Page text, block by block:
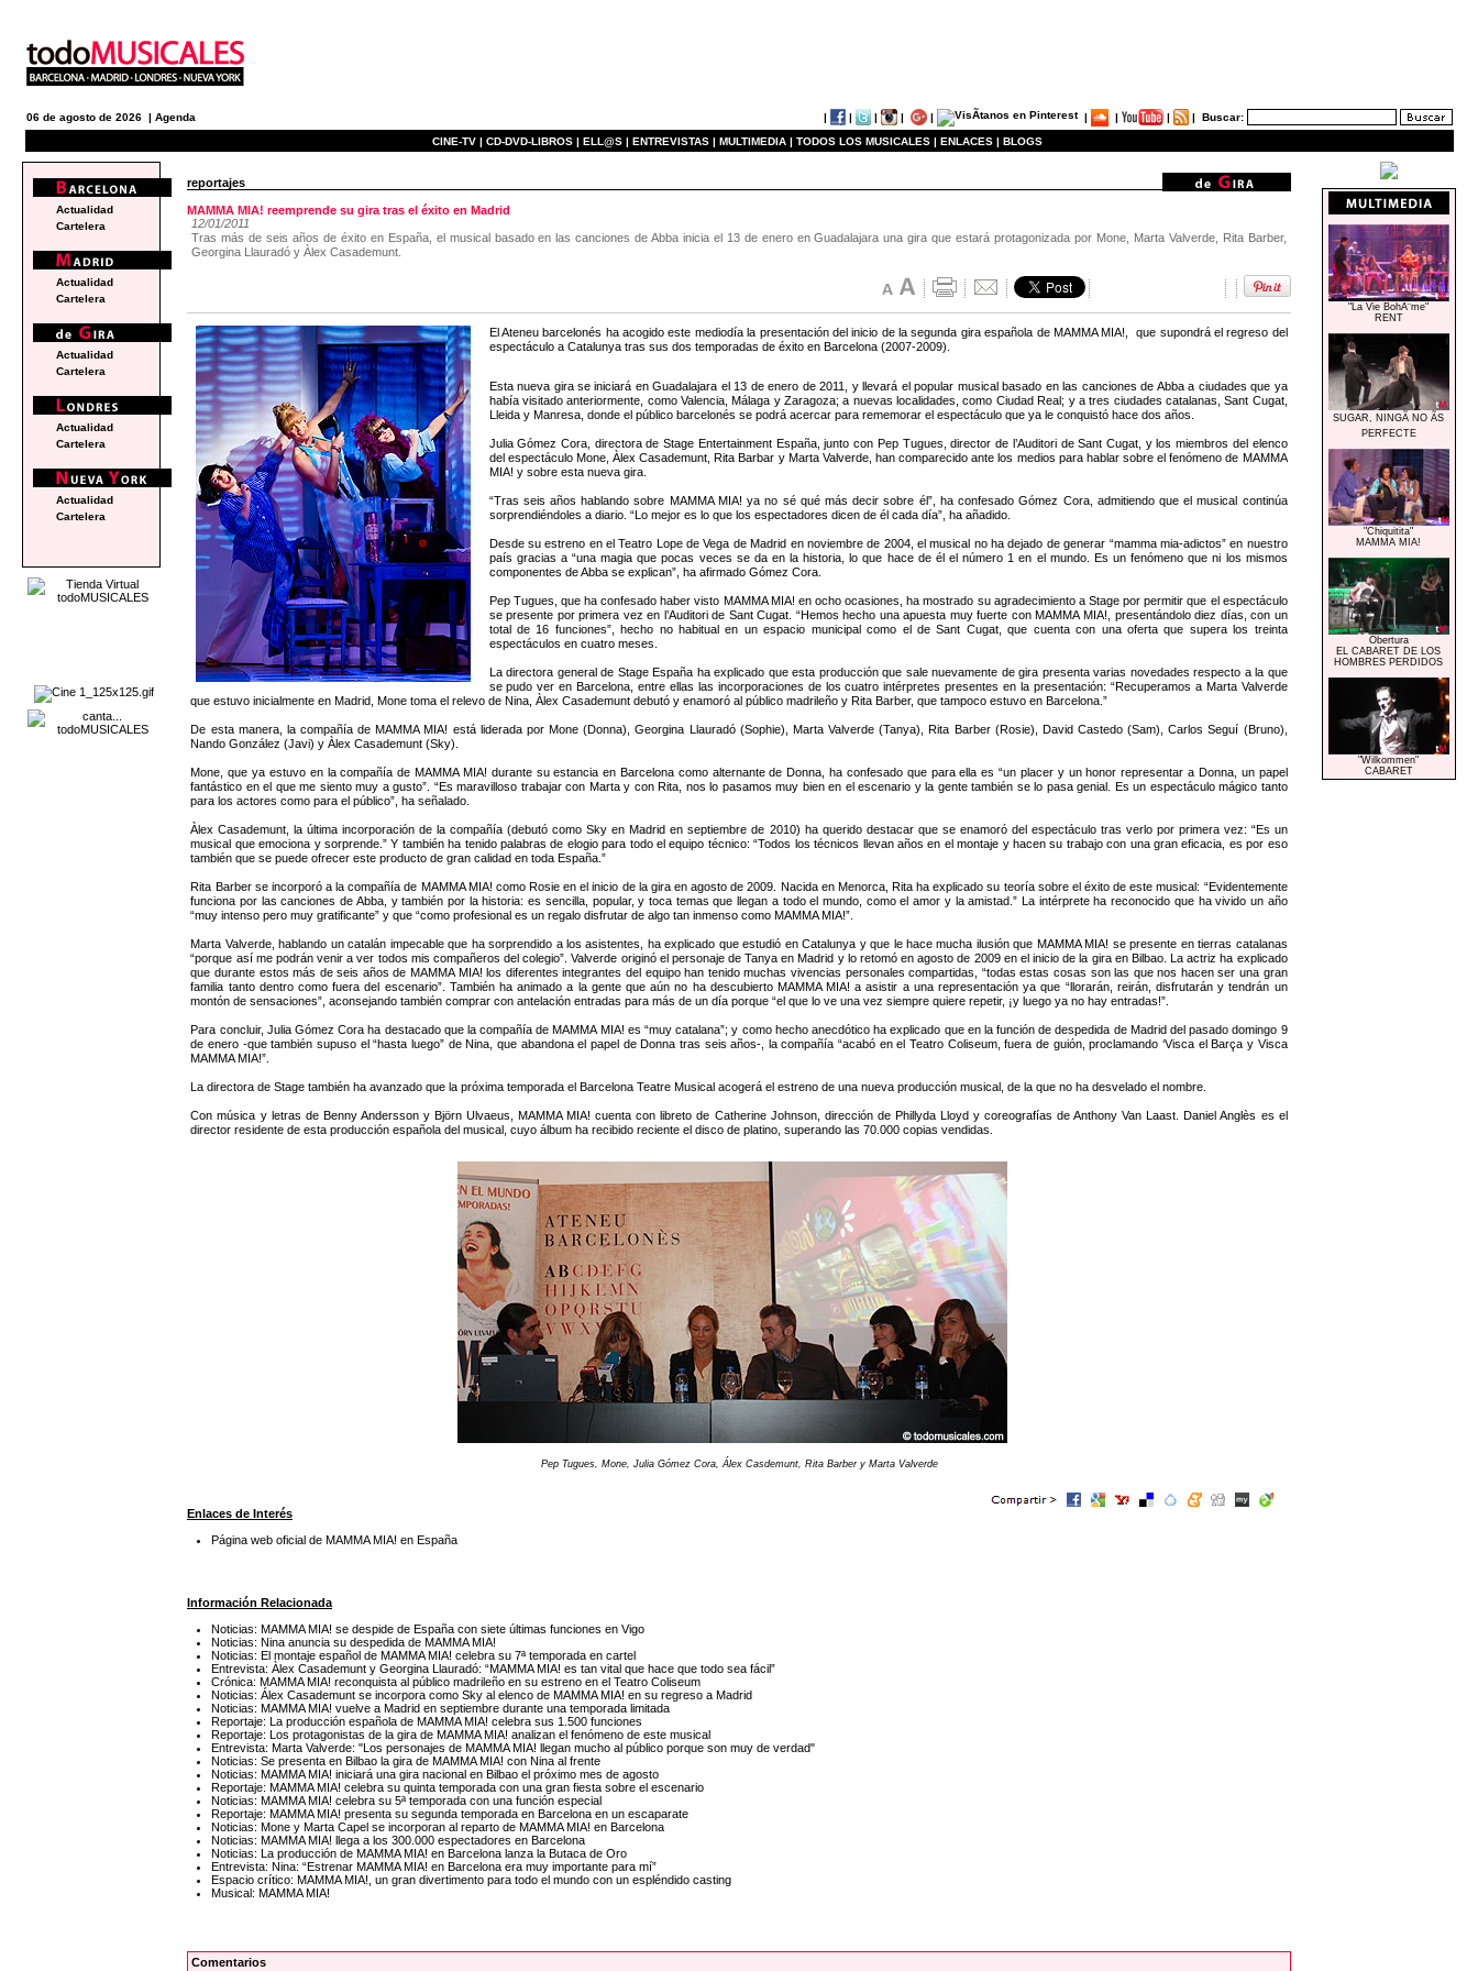
06 de agosto de 2026 | Agenda | | | | | | | | | Buscar:
CINE-TV | CD-DVD-LIBROS | ELL@S | ENTREVISTAS | MULTIMEDIA | TODOS LOS MUSICALES | ENLACES | BLOGS
reportajes
MAMMA MIA! reemprende su gira tras el éxito en Madrid
12/01/2011
Tras más de seis años de éxito en España, el musical basado en las canciones de Abba inicia el 13 de enero en Guadalajara una gira que estará protagonizada por Mone, Marta Valverde, Rita Barber,
Georgina Llauradó y Àlex Casademunt.
El Ateneu barcelonés ha acogido este mediodía la presentación del inicio de la segunda gira española de MAMMA MIA!, que supondrá el regreso del
espectáculo a Catalunya tras sus dos temporadas de éxito en Barcelona (2007-2009).
Esta nueva gira se iniciará en Guadalajara el 13 de enero de 2011, y llevará el popular musical basado en las canciones de Abba a ciudades que ya
había visitado anteriormente, como Valencia, Málaga y Zaragoza; a nuevas localidades, como Ciudad Real; y a tres ciudades catalanas, Sant Cugat,
Lleida y Manresa, donde el público barcelonés se podrá acercar para rememorar el espectáculo que ya le conquistó hace dos años.
Julia Gómez Cora, directora de Stage Entertainment España, junto con Pep Tugues, director de l’Auditori de Sant Cugat, y los miembros del elenco
del espectáculo Mone, Àlex Casademunt, Rita Barbar y Marta Valverde, han comparecido ante los medios para hablar sobre el fenómeno de MAMMA
MIA! y sobre esta nueva gira.
“Tras seis años hablando sobre MAMMA MIA! ya no sé qué más decir sobre él”, ha confesado Gómez Cora, admitiendo que el musical continúa
sorprendiéndoles a diario. “Lo mejor es lo que los espectadores dicen de él cada día”, ha añadido.
Desde su estreno en el Teatro Lope de Vega de Madrid en noviembre de 2004, el musical no ha dejado de generar “mamma mia-adictos” en nuestro
país gracias a “una magia que pocas veces se da en la historia, lo que hace de él el número 1 en el mundo. Es un fenómeno que ni los mismos
componentes de Abba se explican”, ha afirmado Gómez Cora.
Pep Tugues, que ha confesado haber visto MAMMA MIA! en ocho ocasiones, ha mostrado su agradecimiento a Stage por permitir que el espectáculo
se presente por primera vez en l’Auditori de Sant Cugat. “Hemos hecho una apuesta muy fuerte con MAMMA MIA!, presentándolo diez días, con un
total de 16 funciones”, hecho no habitual en un espacio municipal como el de Sant Cugat, que cuenta con una oferta que supera los treinta
espectáculos en cuatro meses.
La directora general de Stage España ha explicado que esta producción que sale nuevamente de gira presenta varias novedades respecto a la que
se pudo ver en Barcelona, entre ellas las incorporaciones de los cuatro intérpretes presentes en la presentación: “Recuperamos a Marta Valverde
que estuvo inicialmente en Madrid, Mone toma el relevo de Nina, Àlex Casademunt debutó y enamoró al público madrileño y Rita Barber, que tampoco estuvo en Barcelona.”
De esta manera, la compañía de MAMMA MIA! está liderada por Mone (Donna), Georgina Llauradó (Sophie), Marta Valverde (Tanya), Rita Barber (Rosie), David Castedo (Sam), Carlos Seguí (Bruno),
Nando González (Javi) y Àlex Casademunt (Sky).
Mone, que ya estuvo en la compañía de MAMMA MIA! durante su estancia en Barcelona como alternante de Donna, ha confesado que para ella es “un placer y un honor representar a Donna, un papel
fantástico en el que me siento muy a gusto”. “Es maravilloso trabajar con Marta y con Rita, nos lo pasamos muy bien en el escenario y la gente también se lo pasa genial. Es un espectáculo mágico tanto
para los actores como para el público”, ha señalado.
Àlex Casademunt, la última incorporación de la compañía (debutó como Sky en Madrid en septiembre de 2010) ha querido destacar que se enamoró del espectáculo tras verlo por primera vez: “Es un
musical que emociona y sorprende.” Y también ha tenido palabras de elogio para todo el equipo técnico: “Todos los técnicos llevan años en el montaje y hacen su trabajo con una gran eficacia, es por eso
también que se puede ofrecer este producto de gran calidad en toda España.”
Rita Barber se incorporó a la compañía de MAMMA MIA! como Rosie en el inicio de la gira en agosto de 2009. Nacida en Menorca, Rita ha explicado su teoría sobre el éxito de este musical: “Evidentemente
funciona por las canciones de Abba, y también por la historia: es sencilla, popular, y toca temas que llegan a todo el mundo, como el amor y la amistad.” La intérprete ha reconocido que ha vivido un año
“muy intenso pero muy gratificante” y que “como profesional es un regalo disfrutar de algo tan inmenso como MAMMA MIA!”.
Marta Valverde, hablando un catalán impecable que ha sorprendido a los asistentes, ha explicado que estudió en Catalunya y que le hace mucha ilusión que MAMMA MIA! se presente en tierras catalanas
“porque así me podrán venir a ver todos mis compañeros del colegio”. Valverde originó el personaje de Tanya en Madrid y lo retomó en agosto de 2009 en el inicio de la gira en Bilbao. La actriz ha explicado
que durante estos más de seis años de MAMMA MIA! los diferentes integrantes del equipo han tenido muchas vivencias personales compartidas, “todas estas cosas son las que nos hacen ser una gran
familia tanto dentro como fuera del escenario”. También ha animado a la gente que aún no ha descubierto MAMMA MIA! a asistir a una representación ya que “llorarán, reirán, disfrutarán y tendrán un
montón de sensaciones”, aconsejando también comprar con antelación entradas para más de un día porque “el que lo ve una vez siempre quiere repetir, ¡y luego ya no hay entradas!”.
Para concluir, Julia Gómez Cora ha destacado que la compañía de MAMMA MIA! es “muy catalana”; y como hecho anecdótico ha explicado que en la función de despedida de Madrid del pasado domingo 9
de enero -que también supuso el “hasta luego” de Nina, que abandona el papel de Donna tras seis años-, la compañía “acabó en el Teatro Coliseum, fuera de guión, proclamando ‘Visca el Barça y Visca
MAMMA MIA!”.
La directora de Stage también ha avanzado que la próxima temporada el Barcelona Teatre Musical acogerá el estreno de una nueva producción musical, de la que no ha desvelado el nombre.
Con música y letras de Benny Andersson y Björn Ulvaeus, MAMMA MIA! cuenta con libreto de Catherine Johnson, dirección de Phillyda Lloyd y coreografías de Anthony Van Laast. Daniel Anglès es el
director residente de esta producción española del musical, cuyo álbum ha recibido reciente el disco de platino, superando las 70.000 copias vendidas.
Pep Tugues, Mone, Julia Gómez Cora, Álex Casdemunt, Rita Barber y Marta Valverde
Enlaces de Interés
Página web oficial de MAMMA MIA! en España
Información Relacionada
Noticias: MAMMA MIA! se despide de España con siete últimas funciones en Vigo
Noticias: Nina anuncia su despedida de MAMMA MIA!
Noticias: El montaje español de MAMMA MIA! celebra su 7ª temporada en cartel
Entrevista: Àlex Casademunt y Georgina Llauradó: “MAMMA MIA! es tan vital que hace que todo sea fácil”
Crónica: MAMMA MIA! reconquista al público madrileño en su estreno en el Teatro Coliseum
Noticias: Álex Casademunt se incorpora como Sky al elenco de MAMMA MIA! en su regreso a Madrid
Noticias: MAMMA MIA! vuelve a Madrid en septiembre durante una temporada limitada
Reportaje: La producción española de MAMMA MIA! celebra sus 1.500 funciones
Reportaje: Los protagonistas de la gira de MAMMA MIA! analizan el fenómeno de este musical
Entrevista: Marta Valverde: "Los personajes de MAMMA MIA! llegan mucho al público porque son muy de verdad"
Noticias: Se presenta en Bilbao la gira de MAMMA MIA! con Nina al frente
Noticias: MAMMA MIA! iniciará una gira nacional en Bilbao el próximo mes de agosto
Reportaje: MAMMA MIA! celebra su quinta temporada con una gran fiesta sobre el escenario
Noticias: MAMMA MIA! celebra su 5ª temporada con una función especial
Reportaje: MAMMA MIA! presenta su segunda temporada en Barcelona en un escaparate
Noticias: Mone y Marta Capel se incorporan al reparto de MAMMA MIA! en Barcelona
Noticias: MAMMA MIA! llega a los 300.000 espectadores en Barcelona
Noticias: La producción de MAMMA MIA! en Barcelona lanza la Butaca de Oro
Entrevista: Nina: “Estrenar MAMMA MIA! en Barcelona era muy importante para mí”
Espacio crítico: MAMMA MIA!, un gran divertimento para todo el mundo con un espléndido casting
Musical: MAMMA MIA!
Comentarios
Actualidad
Cartelera
Actualidad
Cartelera
Actualidad
Cartelera
Actualidad
Cartelera
Actualidad
Cartelera
"La Vie BohÃ¨me"
RENT
SUGAR, NINGÃ NO ÃS
PERFECTE
"Chiquitita"
MAMMA MIA!
Obertura
EL CABARET DE LOS
HOMBRES PERDIDOS
"Wilkommen"
CABARET